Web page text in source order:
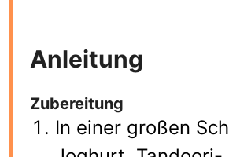
Anleitung
Zubereitung
In einer großen